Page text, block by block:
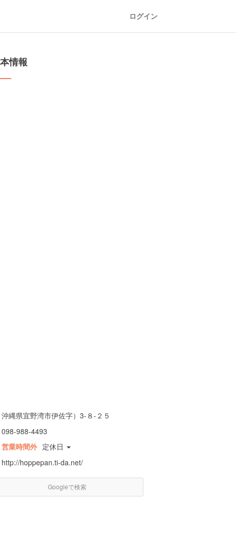
ログイン
情報
沖縄県宜野湾市伊佐字）3-８-２５
098-988-4493
営業時間外 定休日
http://hoppepan.ti-da.net/
Googleで検索